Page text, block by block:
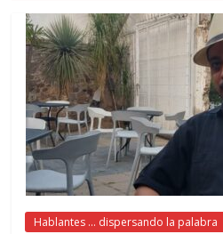
Hablantes ... dispersando la palabra